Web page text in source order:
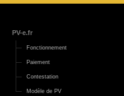
PV-e.fr
Fonctionnement
Paiement
Contestation
Modèle de PV